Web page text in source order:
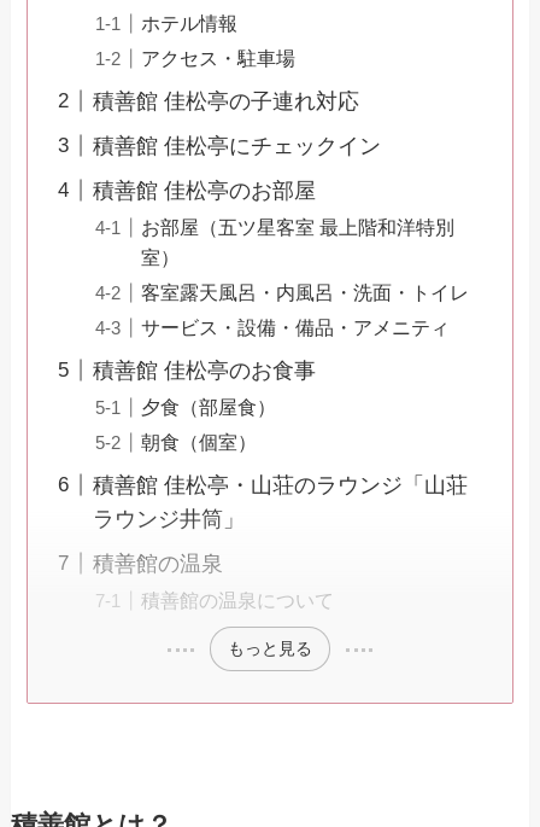
ホテル情報
アクセス・駐車場
積善館 佳松亭の子連れ対応
積善館 佳松亭にチェックイン
積善館 佳松亭のお部屋
お部屋（五ツ星客室 最上階和洋特別
室）
客室露天風呂・内風呂・洗面・トイレ
サービス・設備・備品・アメニティ
積善館 佳松亭のお食事
夕食（部屋食）
朝食（個室）
積善館 佳松亭・山荘のラウンジ「山荘
ラウンジ井筒」
積善館の温泉
積善館の温泉について
もっと見る